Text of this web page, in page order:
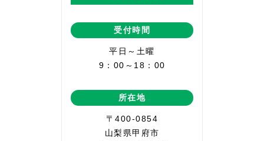
受付時間
平日～土曜
9：00～18：00
所在地
〒400-0854
山梨県甲府市